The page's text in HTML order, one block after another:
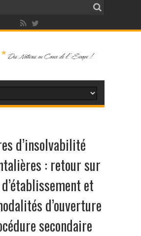
d’insolvabilité
: retour sur
et
d’ouverture
secondaire